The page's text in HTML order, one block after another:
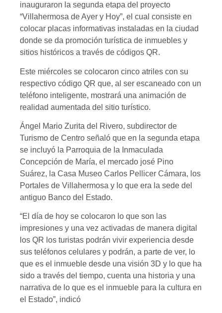
inauguraron la segunda etapa del proyecto
“Villahermosa de Ayer y Hoy”, el cual consiste en
colocar placas informativas instaladas en la ciudad
donde se da promoción turística de inmuebles y
sitios históricos a través de códigos QR.
Este miércoles se colocaron cinco atriles con su
respectivo código QR que, al ser escaneado con un
teléfono inteligente, mostrará una animación de
realidad aumentada del sitio turístico.
Ángel Mario Zurita del Rivero, subdirector de
Turismo de Centro señaló que en la segunda etapa
se incluyó la Parroquia de la Inmaculada
Concepción de María, el mercado josé Pino
Suárez, la Casa Museo Carlos Pellicer Cámara, los
Portales de Villahermosa y lo que era la sede del
antiguo Banco del Estado.
“El día de hoy se colocaron lo que son las
impresiones y una vez activadas de manera digital
los QR los turistas podrán vivir experiencia desde
sus teléfonos celulares y podrán, a parte de ver, lo
que es el inmueble desde una visión 3D y lo que ha
sido a través del tiempo, cuenta una historia y una
narrativa de lo que es el inmueble para la cultura en
el Estado”, indicó